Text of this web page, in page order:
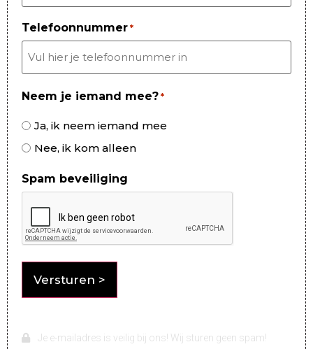
Telefoonnummer *
Neem je iemand mee? *
Ja, ik neem iemand mee
Nee, ik kom alleen
Spam beveiliging
Je e-mailadres is veilig bij ons! Wij sturen geen spam!